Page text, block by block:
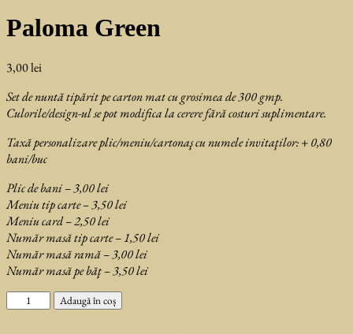
Paloma Green
3,00lei
Set de nuntă tipărit pe carton mat cu grosimea de 300 gmp.
Culorile/design-ul se pot modifica la cerere fără costuri suplimentare.
Taxă personalizare plic/meniu/cartonaş cu numele invitaţilor: + 0,80
bani/buc
Plic de bani – 3,00 lei
Meniu tip carte – 3,50 lei
Meniu card – 2,50 lei
Număr masă tip carte – 1,50 lei
Număr masă ramă – 3,00 lei
Număr masă pe băţ – 3,50 lei
Cantitate
Adaugă în coș